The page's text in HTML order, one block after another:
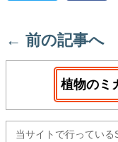
← 前の記事へ
植物のミ
当サイトで行っている